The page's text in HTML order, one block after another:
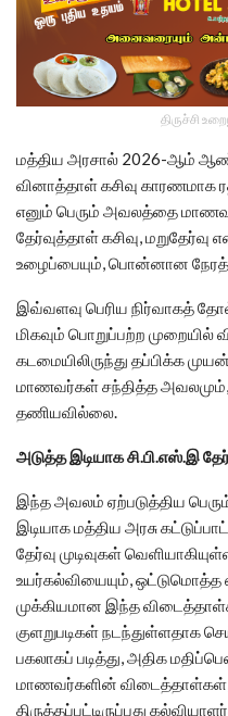
திருச்சி
மத்திய அரசால் 2026-ஆம்
வினாத்தாள் கசிவு காரணமாக
எனும் பெரும் அவலத்தை
தேர்வுத்தாள் கசிவு,
உழைப்பையும், பொன்னான
இவ்வளவு பெரிய நிர்வாகத்
மிகவும் பொறுப்பற்ற
கடமையிலிருந்து தப்பிக்க
மாணவர்கள் சந்தித்த
தணியவில்லை.
அடுத்த இடியாக சி.பி.எஸ்.இ
இந்த அவலம் ஏற்படுத்திய
இடியாக மத்திய அரசு
தேர்வு முடிவுகள்
உயர்கல்வியையும், ஒட்டுமொத்த
முக்கியமான இந்த
குளறுபடிகள் நடந்துள்ளதாக
பகலாகப் படித்து, அதிக
மாணவர்களின் விடைத்தாள்கள்,
திருத்தப்பட்டிருப்பது